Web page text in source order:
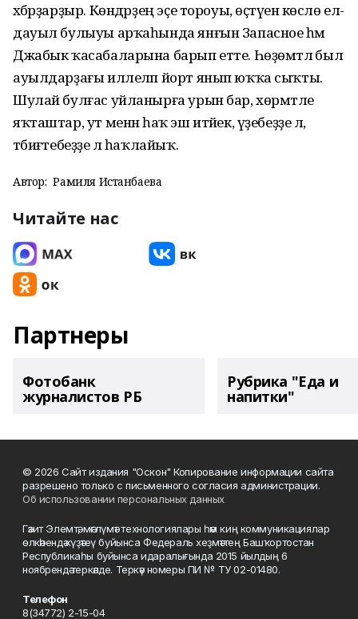
хәбәрҙарҙыр. Көндәрҙең эҫе тороуы, өҫтәүенә көслө ел-
дауыл булыуы арҡаһында янғын Запасное һәм
Джабык ҡасабаларына барып етте. Һөҙөмтәлә был
ауылдарҙағы иллеләп йорт янып юҡҡа сыҡты.
Шулай булғас уйланырға урын бар, хөрмәтле
яҡташтар, ут менән һаҡ эш итәйек, үҙебеҙҙе лә,
тәбиғәтебеҙҙе лә һаҡлайыҡ.
Автор: Рамиля Истанбаева
Читайте нас
Партнеры
Фотобанк
журналистов РБ
Рубрика "Еда и
напитки"
© 2026 Сайт издания "Оскон" Копирование информации сайта
разрешено только с письменного согласия администрации.
Об использовании персональных данных
Гәзит Элемтә, мәғлүмәт технологиялары һәм киң коммуникациялар
өлкәһендә күҙәтеү буйынса Федераль хеҙмәттең Башҡортостан
Республикаһы буйынса идаралығында 2015 йылдың 6
ноябрендә теркәлде. Теркәү номеры ПИ № ТУ 02-01480.
Телефон
8(34772) 2-15-04